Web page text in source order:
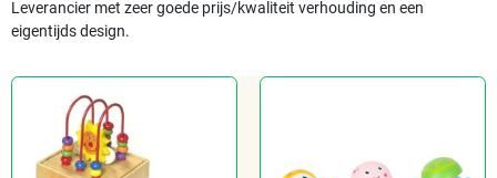
Leverancier met zeer goede prijs/kwaliteit verhouding en een
eigentijds design.